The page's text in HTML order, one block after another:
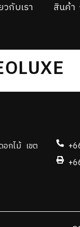
วกับเรา สินค้า
อกไม้ เขต